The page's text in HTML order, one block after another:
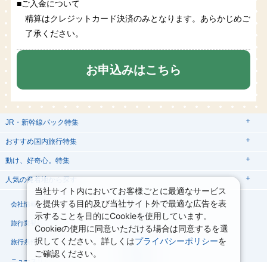
■ご入金について
精算はクレジットカード決済のみとなります。あらかじめご
了承ください。
お申込みはこちら
JR・新幹線パック特集
tabiwaスペシャル
日帰りTrip
おすすめ国内旅行特集
ユニバーサル・スタジオ・ジャパンへの旅
贅沢時間 熊本
大阪
動け、好奇心。特集
西の日キャンペーン
こだわり企画 鉄道 京都 美酒旅 祭り花火 期間限定イベント
プラン
親子旅
演劇 イベント スポーツ 音楽
人気の発着地から探す
関西→金沢旅 関西→広島旅
関西→岡山旅 関西→博多旅
広島→大阪旅 広島→博多旅
広島→岡山旅
会社情報 プライバシーポリシー
旅行業登録票・約款 規約集
旅行条件書 商標について
当社サイト内においてお客様ごとに最適なサービス
を提供する目的及び当社サイト外で最適な広告を表
示することを目的にCookieを使用しています。
Cookieの使用に同意いただける場合は同意するを選
択してください。詳しくはプライバシーポリシーを
ご確認ください。